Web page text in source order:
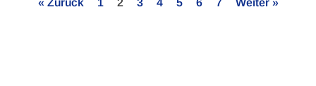
« Zurück 1 2 3 4 5 6 7 Weiter »